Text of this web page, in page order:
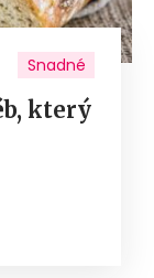
Snadné
který